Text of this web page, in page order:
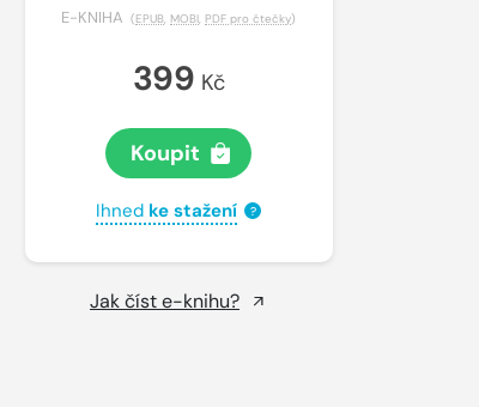
E-KNIHA (EPUB, MOBI, PDF pro čtečky)
399 Kč
Koupit
Ihned ke stažení ?
Jak číst e-knihu?